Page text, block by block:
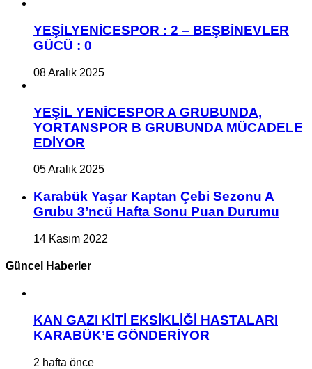
YEŞİLYENİCESPOR : 2 – BEŞBİNEVLER
GÜCÜ : 0
08 Aralık 2025
YEŞİL YENİCESPOR A GRUBUNDA,
YORTANSPOR B GRUBUNDA MÜCADELE
EDİYOR
05 Aralık 2025
Karabük Yaşar Kaptan Çebi Sezonu A
Grubu 3’ncü Hafta Sonu Puan Durumu
14 Kasım 2022
Güncel Haberler
KAN GAZI KİTİ EKSİKLİĞİ HASTALARI
KARABÜK’E GÖNDERİYOR
2 hafta önce